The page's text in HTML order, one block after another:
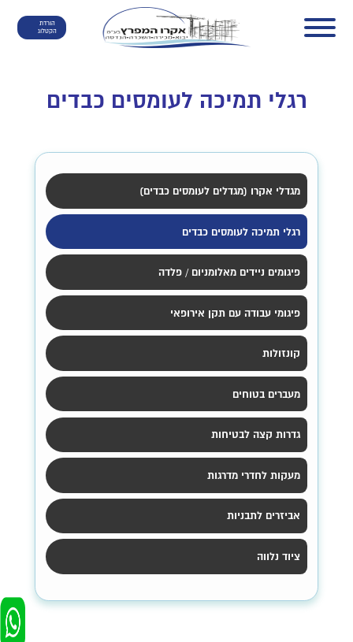
הורדת
הקטלוג
רגלי תמיכה לעומסים כבדים
מגדלי אקרו (מגדלים לעומסים כבדים)
רגלי תמיכה לעומסים כבדים
פיגומים ניידים מאלומניום / פלדה
פיגומי עבודה עם תקן אירופאי
קונזולות
מעברים בטוחים
גדרות קצה לבטיחות
מעקות לחדרי מדרגות
אביזרים לתבניות
ציוד נלווה